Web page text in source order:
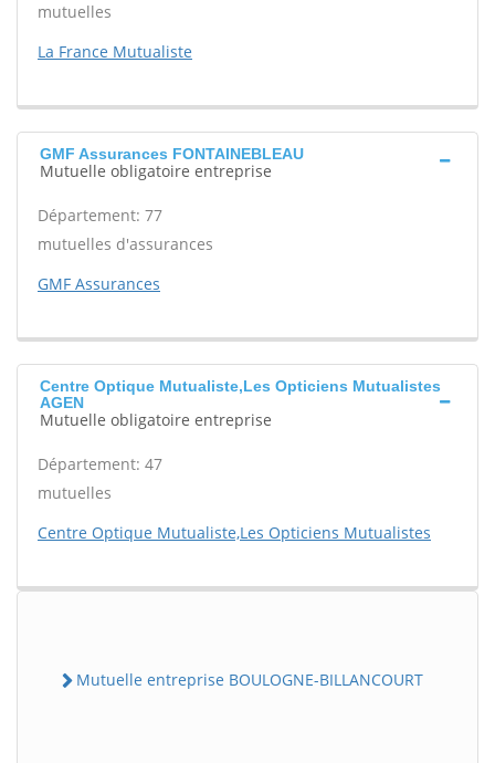
mutuelles
La France Mutualiste
GMF Assurances FONTAINEBLEAU
Mutuelle obligatoire entreprise
Département: 77
mutuelles d'assurances
GMF Assurances
Centre Optique Mutualiste,Les Opticiens Mutualistes
AGEN
Mutuelle obligatoire entreprise
Département: 47
mutuelles
Centre Optique Mutualiste,Les Opticiens Mutualistes
Mutuelle entreprise BOULOGNE-BILLANCOURT